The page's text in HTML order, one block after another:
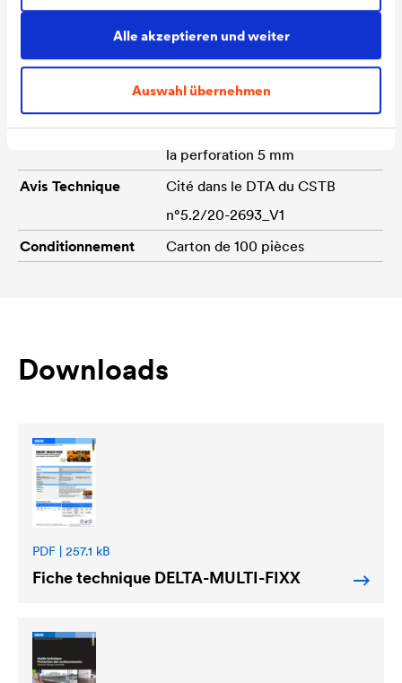
Alle akzeptieren und weiter
Auswahl übernehmen
Densité de fixation
n°5.2/20-2693_V1
Clou acier fourni
Oui
Env. 40 mm x 40 mm ;
Épaisseur 8 mm ; Diamètre de
la perforation 5 mm
Avis Technique
Cité dans le DTA du CSTB
n°5.2/20-2693_V1
Conditionnement
Carton de 100 pièces
Downloads
PDF | 257.1 kB
Fiche technique DELTA-MULTI-FIXX